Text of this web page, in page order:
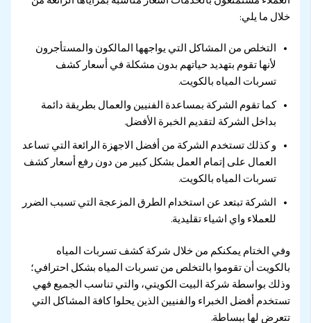
خلال ما يلي:
التخلص من المشاكل التي يواجهها المالكون والمستأجرون
لأنها تقوم بتهديد حياتهم بدون مشكلة في أسعار كشف
تسربات المياه بالكويت.
كما تقوم الشركة بمساعدة الفنيين والعمال بطريقة دائمة
بداخل الشركة لتقديم الخبرة الأفضل.
و كذلك تستخدم الشركة من أفضل الاجهزة الرائعة التي تساعد
العمال على إتمام العمل بشكل كبير من دون رفع أسعار كشف
تسربات المياه بالكويت.
الشركة تبتعد عن استخدام الطرق المزعجة التي تسبب الضرر
للعملاء واي اشياء تقليدية.
وفي الختام يمكنكم من خلال شركة كشف تسربات المياه
بالكويت أن تقوموا بالتخلص من تسربات المياه بشكل احترافي؛
وذلك بواسطة شركة البيت الكويتي، والتي تناسب الجميع فهي
تستخدم أفضل الخبراء والفنيين الذين يحلوا كافة المشاكل التي
تتعرض لها ببساطة.